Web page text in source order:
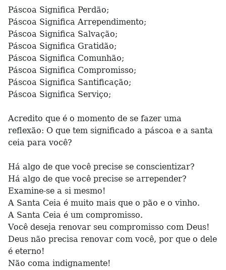
Páscoa Significa Perdão;
Páscoa Significa Arrependimento;
Páscoa Significa Salvação;
Páscoa Significa Gratidão;
Páscoa Significa Comunhão;
Páscoa Significa Compromisso;
Páscoa Significa Santificação;
Páscoa Significa Serviço;
Acredito que é o momento de se fazer uma
reflexão: O que tem significado a páscoa e a santa
ceia para você?
Há algo de que você precise se conscientizar?
Há algo de que você precise se arrepender?
Examine-se a si mesmo!
A Santa Ceia é muito mais que o pão e o vinho.
A Santa Ceia é um compromisso.
Você deseja renovar seu compromisso com Deus!
Deus não precisa renovar com você, por que o dele
é eterno!
Não coma indignamente!